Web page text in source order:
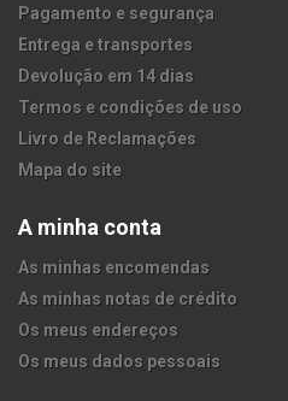
Pagamento e segurança
Entrega e transportes
Devolução em 14 dias
Termos e condições de uso
Livro de Reclamações
Mapa do site
A minha conta
As minhas encomendas
As minhas notas de crédito
Os meus endereços
Os meus dados pessoais